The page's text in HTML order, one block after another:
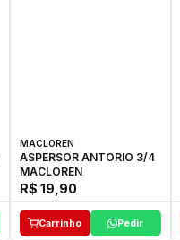
MACLOREN
ASPERSOR ANTORIO 3/4
MACLOREN
R$ 19,90
Carrinho Pedir